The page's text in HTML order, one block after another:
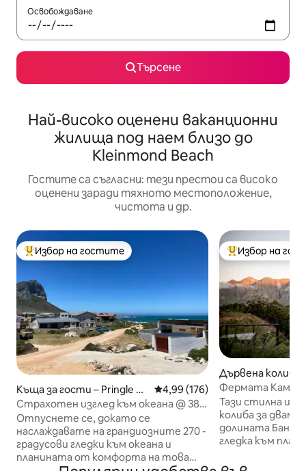
Освобождаване
Търсене
Най-високо оценени ваканционни
жилища под наем близо до
Kleinmond Beach
Гостите са съгласни: тези престои са високо
оценени заради тяхното местоположение,
чистота и др.
Най-популярен избор на гостите
Избор на гостите
Къща за гости – Pringle Ba
y
Средна оценка: 4,99 от 5,
4,99 (176)
Страхотен изглед към океана @ 38
на Penguin Studio
Отпуснете се, докато се
наслаждавате на грандиозните 270 -
градусови гледки към океана и
планината от комфорта на това
Най-популярен
Избор на
Дървена колиба
ш
Фермата
хидромасажна
Тази стилна и
колиба за двама
долината
гледка към
Това е най-